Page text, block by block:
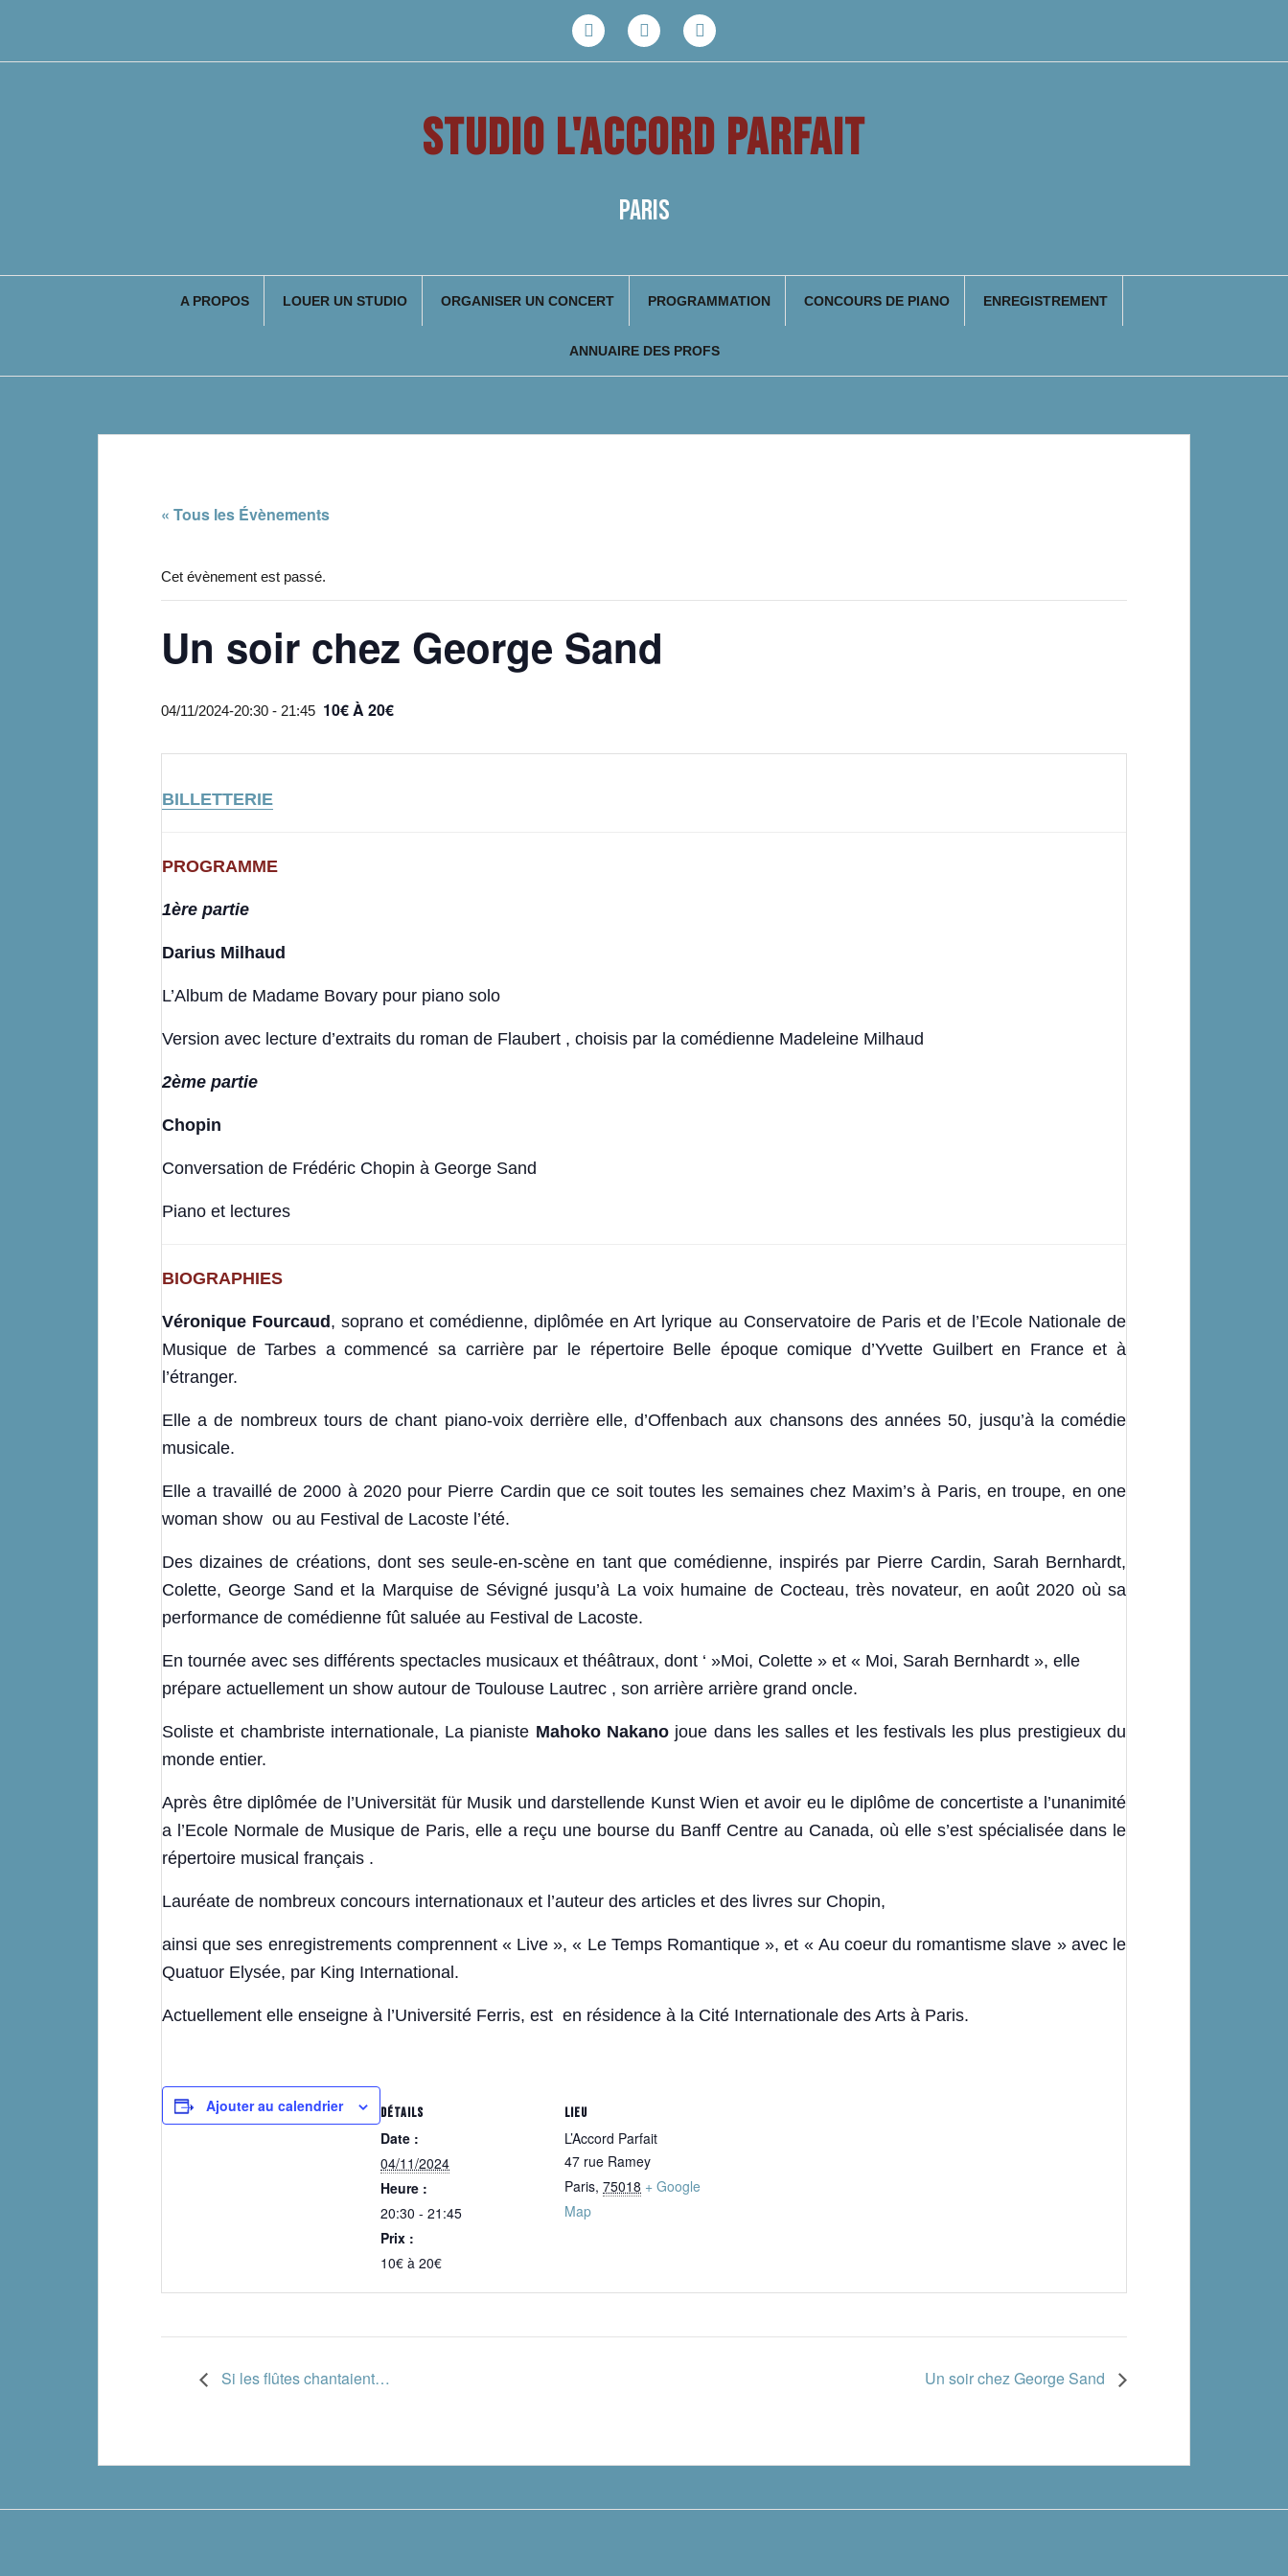
STUDIO L'ACCORD PARFAIT
PARIS
A PROPOS LOUER UN STUDIO ORGANISER UN CONCERT PROGRAMMATION CONCOURS DE PIANO ENREGISTREMENT
ANNUAIRE DES PROFS
« Tous les Évènements
Cet évènement est passé.
Un soir chez George Sand
04/11/2024-20:30 - 21:45 10€ À 20€
BILLETTERIE
PROGRAMME
1ère partie
Darius Milhaud
L’Album de Madame Bovary pour piano solo
Version avec lecture d’extraits du roman de Flaubert , choisis par la comédienne Madeleine Milhaud
2ème partie
Chopin
Conversation de Frédéric Chopin à George Sand
Piano et lectures
BIOGRAPHIES
Véronique Fourcaud , soprano et comédienne, diplômée en Art lyrique au Conservatoire de Paris et de l’Ecole Nationale de
Musique de Tarbes a commencé sa carrière par le répertoire Belle époque comique d’Yvette Guilbert en France et à
l’étranger.
Elle a de nombreux tours de chant piano-voix derrière elle, d’Offenbach aux chansons des années 50, jusqu’à la comédie
musicale.
Elle a travaillé de 2000 à 2020 pour Pierre Cardin que ce soit toutes les semaines chez Maxim’s à Paris, en troupe, en one
woman show ou au Festival de Lacoste l’été.
Des dizaines de créations, dont ses seule-en-scène en tant que comédienne, inspirés par Pierre Cardin, Sarah Bernhardt,
Colette, George Sand et la Marquise de Sévigné jusqu’à La voix humaine de Cocteau, très novateur, en août 2020 où sa
performance de comédienne fût saluée au Festival de Lacoste.
En tournée avec ses différents spectacles musicaux et théâtraux, dont ‘ »Moi, Colette » et « Moi, Sarah Bernhardt », elle
prépare actuellement un show autour de Toulouse Lautrec , son arrière arrière grand oncle.
Soliste et chambriste internationale, La pianiste Mahoko Nakanojoue dans les salles et les festivals les plus prestigieux du
monde entier.
Après être diplômée de l’Universität für Musik und darstellende Kunst Wien et avoir eu le diplôme de concertiste a l’unanimité
a l’Ecole Normale de Musique de Paris, elle a reçu une bourse du Banff Centre au Canada, où elle s’est spécialisée dans le
répertoire musical français .
Lauréate de nombreux concours internationaux et l’auteur des articles et des livres sur Chopin,
ainsi que ses enregistrements comprennent « Live », « Le Temps Romantique », et « Au coeur du romantisme slave » avec le
Quatuor Elysée, par King International.
Actuellement elle enseigne à l’Université Ferris, est en résidence à la Cité Internationale des Arts à Paris.
Ajouter au calendrier DÉTAILS
Date :
04/11/2024
Heure :
20:30 - 21:45
Prix :
10€ à 20€
LIEU
L’Accord Parfait
47 rue Ramey
Paris, 75018 + Google
Map
Si les flûtes chantaient… Un soir chez George Sand